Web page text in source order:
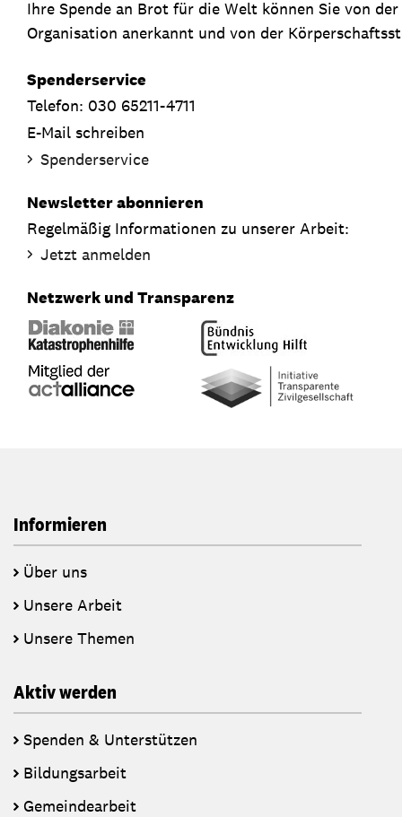
Ihre Spende an Brot für die Welt können Sie von
Organisation anerkannt und von der
Spenderservice
Telefon: 030 65211-4711
E-Mail schreiben
Spenderservice
Newsletter abonnieren
Regelmäßig Informationen zu unserer Arbeit:
Jetzt anmelden
Netzwerk und Transparenz
Informieren
Über uns
Unsere Arbeit
Unsere Themen
Aktiv werden
Spenden & Unterstützen
Bildungsarbeit
Gemeindearbeit